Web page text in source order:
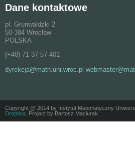
Dane kontaktowe
pl. Grunwaldzki 2
50-384 Wrocław
POLSKA
(+48) 71 37 57 401
dyrekcja@math.uni.wroc.pl
Copyright @ 2014 by Instytut Matematyczny
Droptica . Project by Bartosz Maciurak.